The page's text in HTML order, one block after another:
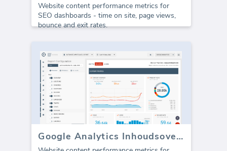
Website content performance metrics for
SEO dashboards - time on site, page views,
bounce and exit rates.
Google Analytics Inhoudsoverzicht (Rapport)